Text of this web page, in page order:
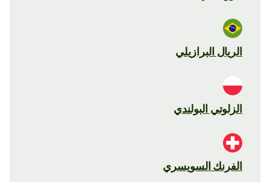
الريال البرازيلي
الزلوتي البولندي
الفرنك السويسري